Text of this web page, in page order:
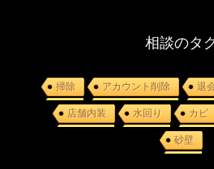
相談のタ
掃除 アカウント削除 退
店舗内装 水回り カビ
砂壁